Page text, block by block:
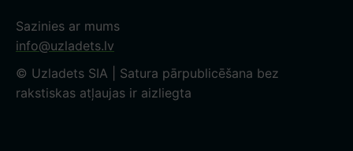
Sazinies ar mums
info@uzladets.lv
© Uzladets SIA | Satura pārpublicēšana bez
rakstiskas atļaujas ir aizliegta